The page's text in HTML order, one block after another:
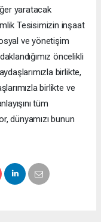
yaratacak
Tesisimizin inşaat
ve yönetişim
öncelikli
birlikte,
birlikte ve
tüm
dünyamızı bunun